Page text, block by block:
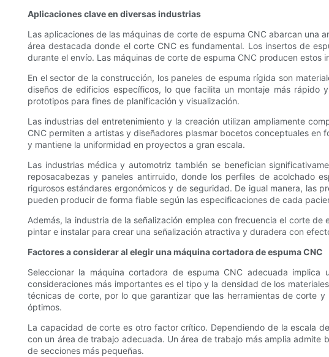
Aplicaciones clave en diversas industrias
Las aplicaciones de las máquinas de corte de espuma CNC abarcan una
área destacada donde el corte CNC es fundamental. Los insertos de
durante el envío. Las máquinas de corte de espuma CNC producen
En el sector de la construcción, los paneles de espuma rígida son
diseños de edificios específicos, lo que facilita un montaje más
prototipos para fines de planificación y visualización.
Las industrias del entretenimiento y la creación utilizan ampliamente
CNC permiten a artistas y diseñadores plasmar bocetos conceptuales
y mantiene la uniformidad en proyectos a gran escala.
Las industrias médica y automotriz también se benefician
reposacabezas y paneles antirruido, donde los perfiles de acolchado
rigurosos estándares ergonómicos y de seguridad. De igual manera, las
pueden producir de forma fiable según las especificaciones de cada
Además, la industria de la señalización emplea con frecuencia el corte
pintar e instalar para crear una señalización atractiva y duradera con
Factores a considerar al elegir una máquina cortadora de espuma CNC
Seleccionar la máquina cortadora de espuma CNC adecuada
consideraciones más importantes es el tipo y la densidad de los
técnicas de corte, por lo que garantizar que las herramientas de corte
óptimos.
La capacidad de corte es otro factor crítico. Dependiendo de la escala
con un área de trabajo adecuada. Un área de trabajo más amplia admite
de secciones más pequeñas.